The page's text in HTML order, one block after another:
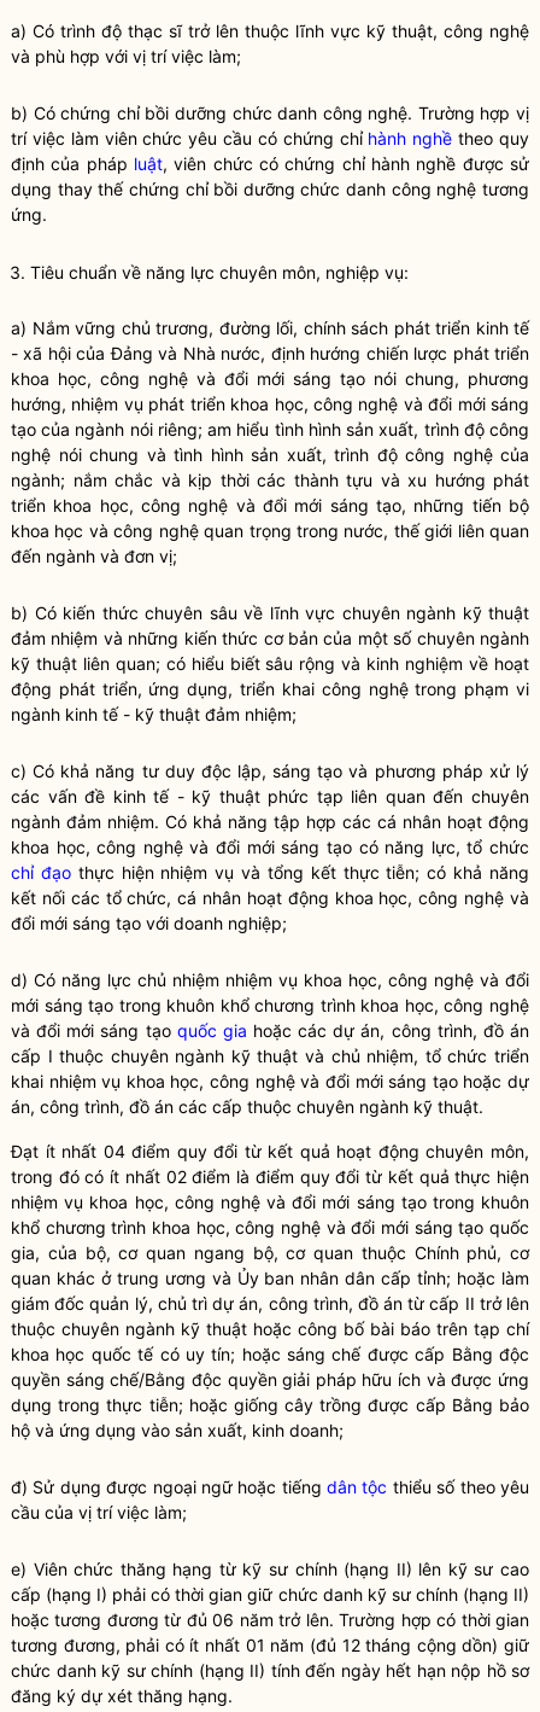
a) Có trình độ thạc sĩ trở lên thuộc lĩnh vực kỹ thuật, công nghệ
và phù hợp với vị trí việc làm;
b) Có chứng chỉ bồi dưỡng chức danh công nghệ. Trường hợp vị
trí việc làm viên chức yêu cầu có chứng chỉ hành nghề theo quy
định của pháp luật, viên chức có chứng chỉ hành nghề được sử
dụng thay thế chứng chỉ bồi dưỡng chức danh công nghệ tương
ứng.
3. Tiêu chuẩn về năng lực chuyên môn, nghiệp vụ:
a) Nắm vững chủ trương, đường lối, chính sách phát triển kinh tế
- xã hội của Đảng và Nhà nước, định hướng chiến lược phát triển
khoa học, công nghệ và đổi mới sáng tạo nói chung, phương
hướng, nhiệm vụ phát triển khoa học, công nghệ và đổi mới sáng
tạo của ngành nói riêng; am hiểu tình hình sản xuất, trình độ công
nghệ nói chung và tình hình sản xuất, trình độ công nghệ của
ngành; nắm chắc và kịp thời các thành tựu và xu hướng phát
triển khoa học, công nghệ và đổi mới sáng tạo, những tiến bộ
khoa học và công nghệ quan trọng trong nước, thế giới liên quan
đến ngành và đơn vị;
b) Có kiến thức chuyên sâu về lĩnh vực chuyên ngành kỹ thuật
đảm nhiệm và những kiến thức cơ bản của một số chuyên ngành
kỹ thuật liên quan; có hiểu biết sâu rộng và kinh nghiệm về hoạt
động phát triển, ứng dụng, triển khai công nghệ trong phạm vi
ngành kinh tế - kỹ thuật đảm nhiệm;
c) Có khả năng tư duy độc lập, sáng tạo và phương pháp xử lý
các vấn đề kinh tế - kỹ thuật phức tạp liên quan đến chuyên
ngành đảm nhiệm. Có khả năng tập hợp các cá nhân hoạt động
khoa học, công nghệ và đổi mới sáng tạo có năng lực, tổ chức
chỉ đạothực hiện nhiệm vụ và tổng kết thực tiễn; có khả năng
kết nối các tổ chức, cá nhân hoạt động khoa học, công nghệ và
đổi mới sáng tạo với doanh nghiệp;
d) Có năng lực chủ nhiệm nhiệm vụ khoa học, công nghệ và đổi
mới sáng tạo trong khuôn khổ chương trình khoa học, công nghệ
và đổi mới sáng tạo quốc gia hoặc các dự án, công trình, đồ án
cấp I thuộc chuyên ngành kỹ thuật và chủ nhiệm, tổ chức triển
khai nhiệm vụ khoa học, công nghệ và đổi mới sáng tạo hoặc dự
án, công trình, đồ án các cấp thuộc chuyên ngành kỹ thuật.
Đạt ít nhất 04 điểm quy đổi từ kết quả hoạt động chuyên môn,
trong đó có ít nhất 02 điểm là điểm quy đổi từ kết quả thực hiện
nhiệm vụ khoa học, công nghệ và đổi mới sáng tạo trong khuôn
khổ chương trình khoa học, công nghệ và đổi mới sáng tạo quốc
gia, của bộ, cơ quan ngang bộ, cơ quan thuộc Chính phủ, cơ
quan khác ở trung ương và Ủy ban nhân dân cấp tỉnh; hoặc làm
giám đốc quản lý, chủ trì dự án, công trình, đồ án từ cấp II trở lên
thuộc chuyên ngành kỹ thuật hoặc công bố bài báo trên tạp chí
khoa học quốc tế có uy tín; hoặc sáng chế được cấp Bằng độc
quyền sáng chế/Bằng độc quyền giải pháp hữu ích và được ứng
dụng trong thực tiễn; hoặc giống cây trồng được cấp Bằng bảo
hộ và ứng dụng vào sản xuất, kinh doanh;
đ) Sử dụng được ngoại ngữ hoặc tiếngdân tộc thiểu số theo yêu
cầu của vị trí việc làm;
e) Viên chức thăng hạng từ kỹ sư chính (hạng II) lên kỹ sư cao
cấp (hạng I) phải có thời gian giữ chức danh kỹ sư chính (hạng II)
hoặc tương đương từ đủ 06 năm trở lên. Trường hợp có thời gian
tương đương, phải có ít nhất 01 năm (đủ 12 tháng cộng dồn) giữ
chức danh kỹ sư chính (hạng II) tính đến ngày hết hạn nộp hồ sơ
đăng ký dự xét thăng hạng.